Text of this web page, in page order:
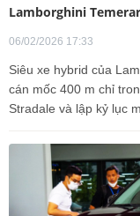
Lamborghini
06/02/2026 17:33
Siêu xe hybrid của
cán mốc 400 m chỉ
Stradale và lập kỷ lục